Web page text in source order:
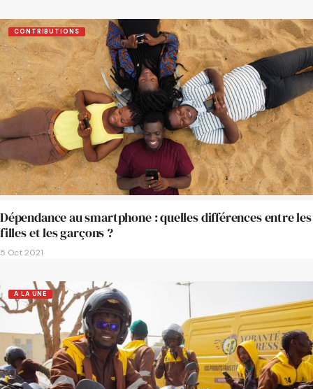
CONTRIBUTIONS
Dépendance au smartphone : quelles différences entre les
filles et les garçons ?
5 Oct 2021
A LA UNE